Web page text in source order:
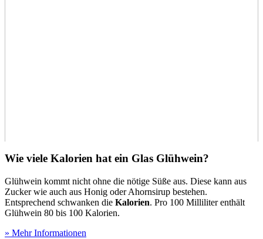
Wie viele Kalorien hat ein Glas Glühwein?
Glühwein kommt nicht ohne die nötige Süße aus. Diese kann aus
Zucker wie auch aus Honig oder Ahornsirup bestehen.
Entsprechend schwanken die Kalorien. Pro 100 Milliliter enthält
Glühwein 80 bis 100 Kalorien.
» Mehr Informationen